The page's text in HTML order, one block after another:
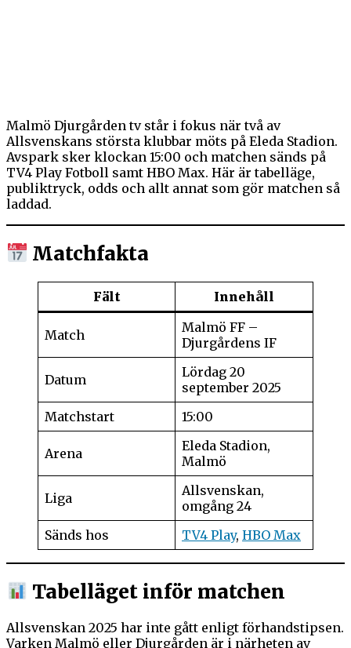
Malmö Djurgården tv står i fokus när två av
Allsvenskans största klubbar möts på Eleda Stadion.
Avspark sker klockan 15:00 och matchen sänds på
TV4 Play Fotboll samt HBO Max. Här är tabelläge,
publiktryck, odds och allt annat som gör matchen så
laddad.
Matchfakta
Fält Innehåll
Match
Malmö FF –
Djurgårdens IF
Datum
Lördag 20
september 2025
Matchstart
15:00
Arena
Eleda Stadion,
Malmö
Liga
Allsvenskan,
omgång 24
Sänds hos
TV4 Play, HBO Max
Tabelläget inför matchen
Allsvenskan 2025 har inte gått enligt förhandstipsen.
Varken Malmö eller Djurgården är i närheten av